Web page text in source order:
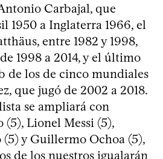
Carbajal, que
1950 a Inglaterra 1966, el
entre 1982 y 1998,
1998 a 2014, y el último
de los de cinco mundiales
que jugó de 2002 a 2018.
se ampliará con
Lionel Messi (5),
y Guillermo Ochoa (5),
de los nuestros igualarán